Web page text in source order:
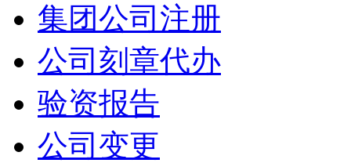
集团公司注册
公司刻章代办
验资报告
公司变更